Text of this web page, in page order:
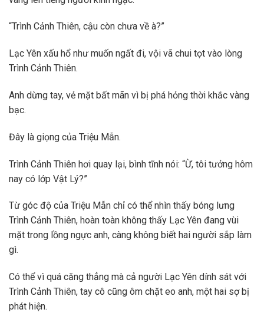
“Trình Cảnh Thiên, cậu còn chưa về à?”
Lạc Yên xấu hổ như muốn ngất đi, vội vã chui tọt vào lòng
Trình Cảnh Thiên.
Anh dừng tay, vẻ mặt bất mãn vì bị phá hỏng thời khắc vàng
bạc.
Đây là giọng của Triệu Mẫn.
Trình Cảnh Thiên hơi quay lại, bình tĩnh nói: “Ừ, tôi tưởng hôm
nay có lớp Vật Lý?”
Từ góc độ của Triệu Mẫn chỉ có thể nhìn thấy bóng lưng
Trình Cảnh Thiên, hoàn toàn không thấy Lạc Yên đang vùi
mặt trong lồng ngực anh, càng không biết hai người sắp làm
gì.
Có thể vì quá căng thẳng mà cả người Lạc Yên dính sát với
Trình Cảnh Thiên, tay cô cũng ôm chặt eo anh, một hai sợ bị
phát hiện.